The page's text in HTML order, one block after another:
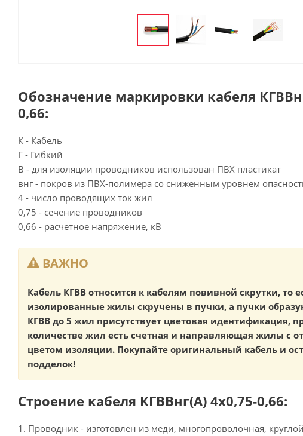
Обозначение маркировки кабеля
0,66:
К - Кабель
Г - Гибкий
В - для изоляции проводников использован ПВХ пластикат
внг - покров из ПВХ-полимера со сниженным уровнем
4 - число проводящих ток жил
0,75 - сечение проводников
0,66 - расчетное напряжение, кВ
ВАЖНО
Кабель КГВВ относится к кабелям повивной скрутки, то
изолированные жилы скручены в пучки, а пучки
КГВВ до 5 жил присутствует цветовая идентификация,
количестве жил есть счетная и направляющая жилы с
цветом изоляции. Покупайте оригинальный кабель и
подделок!
Строение кабеля КГВВнг(А) 4х0,75-0,66:
1. Проводник - изготовлен из меди, многопроволочная,